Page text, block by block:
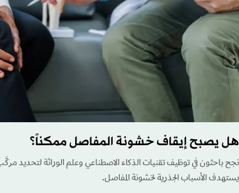
هل يصبح إيقاف خشونة المفاصل ممكناً؟
نجح باحثون في توظيف تقنيات الذكاء الاصطناعي وعلم الوراثة لتحديد
يستهدف الأسباب الجذرية لخشونة المفاصل.